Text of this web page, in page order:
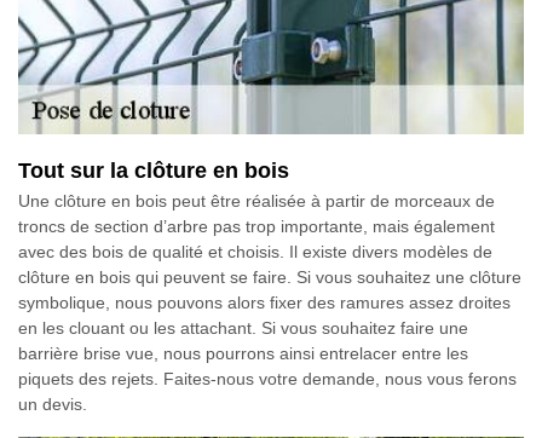
Tout sur la clôture en bois
Une clôture en bois peut être réalisée à partir de morceaux de
troncs de section d’arbre pas trop importante, mais également
avec des bois de qualité et choisis. Il existe divers modèles de
clôture en bois qui peuvent se faire. Si vous souhaitez une clôture
symbolique, nous pouvons alors fixer des ramures assez droites
en les clouant ou les attachant. Si vous souhaitez faire une
barrière brise vue, nous pourrons ainsi entrelacer entre les
piquets des rejets. Faites-nous votre demande, nous vous ferons
un devis.